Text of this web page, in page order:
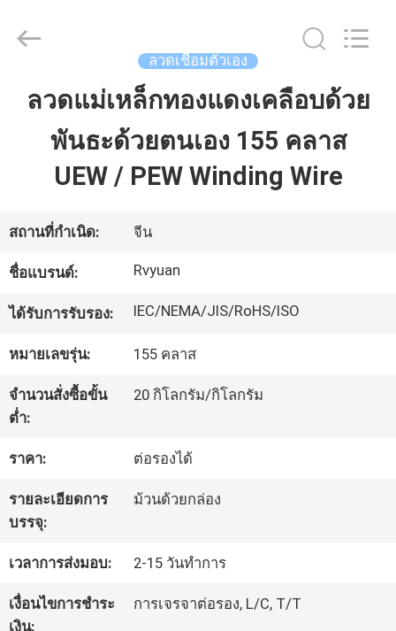
บ้าน
ผลิตภัณฑ์
วิดีโอ
เกี่ยว
กับ
เรา
ทัวร์
โรงงาน
ควบคุม
คุณภาพ
Electric
Material
Reserved.
ลวดเชื่อมตัวเอง
ลวดแม่เหล็กทองแดงเคลือบด้วย
พันธะด้วยตนเอง 155 คลาส
UEW / PEW Winding Wire
สถานที่กำเนิด: จีน
ชื่อแบรนด์: Rvyuan
ได้รับการรับรอง: IEC/NEMA/JIS/RoHS/ISO
หมายเลขรุ่น: 155 คลาส
จำนวนสั่งซื้อขั้น
ต่ำ:
20 กิโลกรัม/กิโลกรัม
ราคา: ต่อรองได้
รายละเอียดการ
บรรจุ:
ม้วนด้วยกล่อง
เวลาการส่งมอบ: 2-15 วันทำการ
เงื่อนไขการชำระ
เงิน:
การเจรจาต่อรอง, L/C, T/T